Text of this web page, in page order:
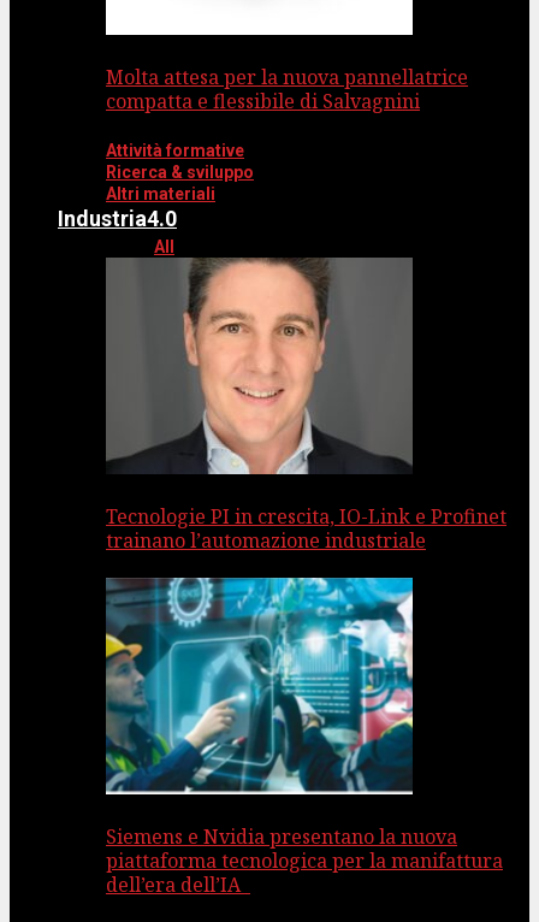
Molta attesa per la nuova pannellatrice
compatta e flessibile di Salvagnini
Attività formative
Ricerca & sviluppo
Altri materiali
Industria4.0
All
Tecnologie PI in crescita, IO-Link e Profinet
trainano l’automazione industriale
Siemens e Nvidia presentano la nuova
piattaforma tecnologica per la manifattura
dell’era dell’IA